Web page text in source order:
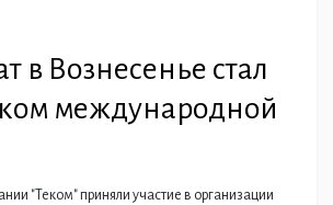
в Вознесенье стал
международной
"Теком" приняли участие в организации